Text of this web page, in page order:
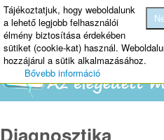
Diagnosztika
Tájékoztatjuk, hogy weboldalunk
a lehető legjobb felhasználói
élmény biztosítása érdekében
sütiket (cookie-kat) használ.
hozzájárul a sütik alkalmazásához.
Bővebb információ